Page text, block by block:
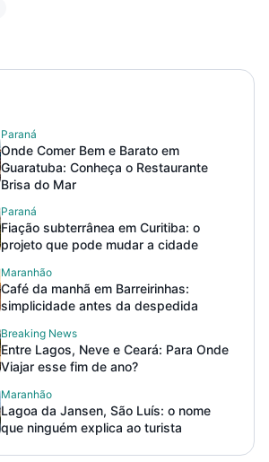
Paraná
Onde Comer Bem e Barato em
Guaratuba: Conheça o Restaurante
Brisa do Mar
Paraná
Fiação subterrânea em Curitiba: o
projeto que pode mudar a cidade
Maranhão
Café da manhã em Barreirinhas:
simplicidade antes da despedida
Breaking News
Entre Lagos, Neve e Ceará: Para Onde
Viajar esse fim de ano?
Maranhão
Lagoa da Jansen, São Luís: o nome
que ninguém explica ao turista